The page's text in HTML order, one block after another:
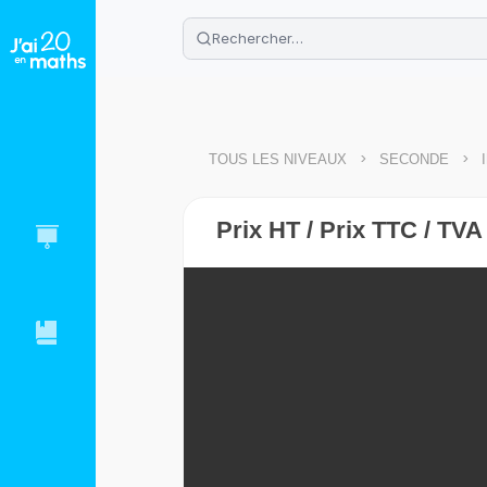
🌴Cahier de vacances offert:
Télécharge ton PDF gratuit et
TOUS LES NIVEAUX > SECONDE >
Prix HT / Prix TTC / TVA